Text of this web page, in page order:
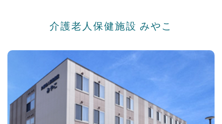
介護老人保健施設 みやこ